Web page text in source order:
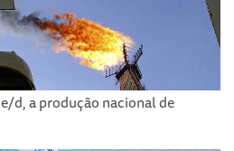
d, a produção nacional de